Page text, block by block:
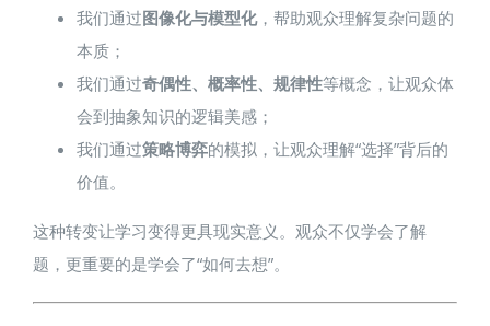
我们通过图像化与模型化，帮助观众理解复杂问题的
本质；
我们通过奇偶性、概率性、规律性等概念，让观众体
会到抽象知识的逻辑美感；
我们通过策略博弈的模拟，让观众理解“选择”背后的
价值。
这种转变让学习变得更具现实意义。观众不仅学会了解
题，更重要的是学会了“如何去想”。